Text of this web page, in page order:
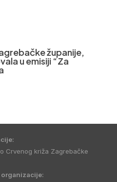
županije,
u emisiji “Za
Crvenog križa Zagrebačke